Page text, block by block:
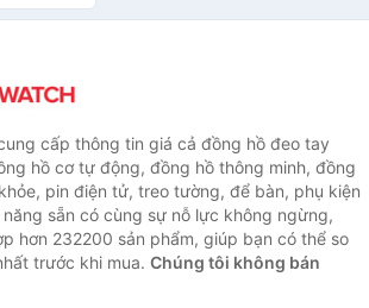
Hải
cấp thông tin giá cả đồng hồ đeo tay
hồ cơ tự động, đồng hồ thông minh, đồng
pin điện tử, treo tường, để bàn, phụ kiện
sẵn có cùng sự nỗ lực không ngừng,
hơn 232200 sản phẩm, giúp bạn có thể so
trước khi mua. Chúng tôi không bán